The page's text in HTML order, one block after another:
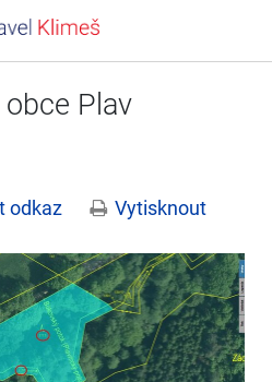
Plav
odkaz Vytisknout